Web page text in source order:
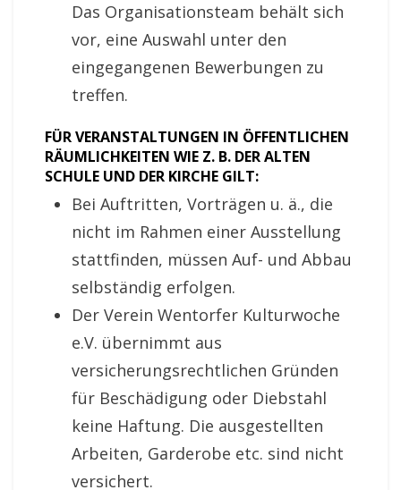
Das Organisationsteam behält sich
vor, eine Auswahl unter den
eingegangenen Bewerbungen zu
treffen.
FÜR VERANSTALTUNGEN IN ÖFFENTLICHEN
RÄUMLICHKEITEN WIE Z. B. DER ALTEN
SCHULE UND DER KIRCHE GILT:
Bei Auftritten, Vorträgen u. ä., die
nicht im Rahmen einer Ausstellung
stattfinden, müssen Auf- und Abbau
selbständig erfolgen.
Der Verein Wentorfer Kulturwoche
e.V. übernimmt aus
versicherungsrechtlichen Gründen
für Beschädigung oder Diebstahl
keine Haftung. Die ausgestellten
Arbeiten, Garderobe etc. sind nicht
versichert.